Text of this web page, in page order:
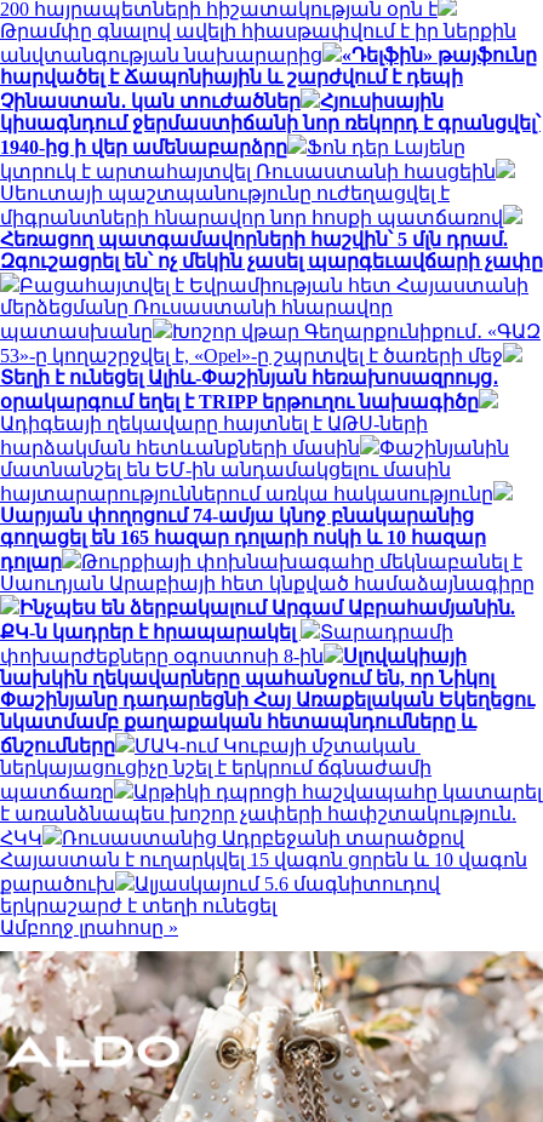
200 հայրապետների հիշատակության օրն է
Թրամփը գնալով ավելի հիասթափվում է իր ներքին
անվտանգության նախարարից
«Դելֆին» թայֆունը
հարվածել է Ճապոնիային և շարժվում է դեպի
Չինաստան․ կան տուժածներ
Հյուսիսային
կիսագնդում ջերմաստիճանի նոր ռեկորդ է գրանցվել՝
1940-ից ի վեր ամենաբարձրը
Ֆոն դեր Լայենը
կտրուկ է արտահայտվել Ռուսաստանի հասցեին
Սեուտայի ​​պաշտպանությունը ուժեղացվել է
միգրանտների հնարավոր նոր հոսքի պատճառով
Հեռացող պատգամավորների հաշվին՝ 5 մլն դրամ.
Զգուշացրել են՝ ոչ մեկին չասել պարգեւավճարի չափը
Բացահայտվել է Եվրամիության հետ Հայաստանի
մերձեցմանը Ռուսաստանի հնարավոր
պատասխանը
Խոշոր վթար Գեղարքունիքում․ «ԳԱԶ
53»-ը կողաշրջվել է, «Opel»-ը շպրտվել է ծառերի մեջ
Տեղի է ունեցել Ալիև-Փաշինյան հեռախոսազրույց․
օրակարգում եղել է TRIPP երթուղու նախագիծը
Ադիգեայի ղեկավարը հայտնել է ԱԹՍ-ների
հարձակման հետևանքների մասին
Փաշինյանին
մատնանշել են ԵՄ-ին անդամակցելու մասին
հայտարարություններում առկա հակասությունը
Սարյան փողոցում 74-ամյա կնոջ բնակարանից
գողացել են 165 հազար դոլարի ոսկի և 10 հազար
դոլար
Թուրքիայի փոխնախագահը մեկնաբանել է
Սաուդյան Արաբիայի հետ կնքված համաձայնագիրը
Ինչպես են ձերբակալում Արգամ Աբրահամյանին.
ՔԿ-ն կադրեր է հրապարակել
Տարադրամի
փոխարժեքները օգոստոսի 8-ին
Սլովակիայի
նախկին ղեկավարները պահանջում են, որ Նիկոլ
Փաշինյանը դադարեցնի Հայ Առաքելական Եկեղեցու
նկատմամբ քաղաքական հետապնդումները և
ճնշումները
ՄԱԿ-ում Կուբայի մշտական ​​
ներկայացուցիչը նշել է երկրում ճգնաժամի
պատճառը
Արթիկի դպրոցի հաշվապահը կատարել
է առանձնապես խոշոր չափերի հափշտակություն.
ՀԿԿ
Ռուսաստանից Ադրբեջանի տարածքով
Հայաստան է ուղարկվել 15 վագոն ցորեն և 10 վագոն
քարածուխ
Ալյասկայում 5.6 մագնիտուդով
երկրաշարժ է տեղի ունեցել
Ամբողջ լրահոսը »